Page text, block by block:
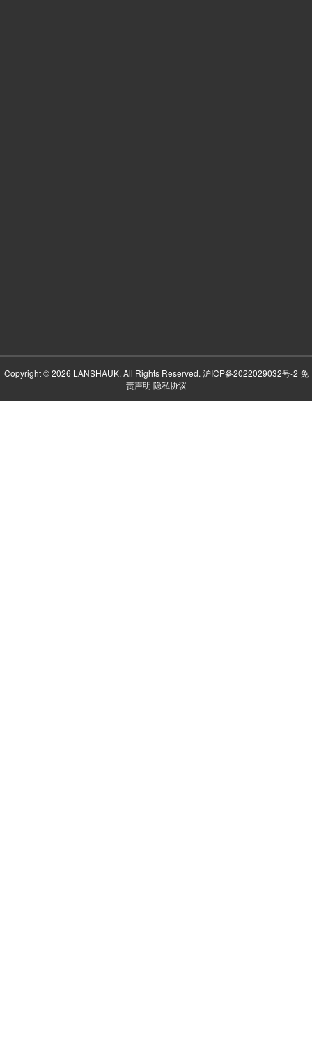
Copyright © 2026 LANSHAUK. All Rights Reserved. 沪ICP备2022029032号-2 免
责声明 隐私协议